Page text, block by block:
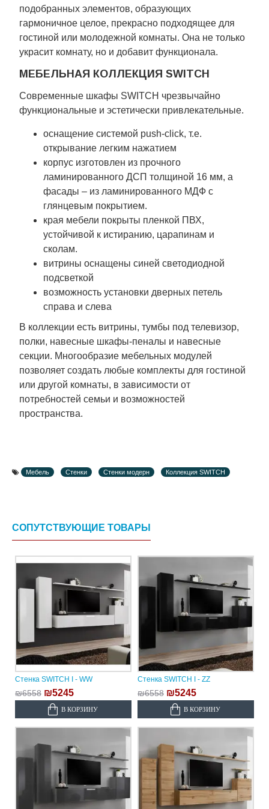
подобранных элементов, образующих
гармоничное целое, прекрасно подходящее для
гостиной или молодежной комнаты. Она не только
украсит комнату, но и добавит функционала.
МЕБЕЛЬНАЯ КОЛЛЕКЦИЯ SWITCH
Современные шкафы SWITCH чрезвычайно
функциональные и эстетически привлекательные.
оснащение системой push-click, т.е.
открывание легким нажатием
корпус изготовлен из прочного
ламинированного ДСП толщиной 16 мм, а
фасады – из ламинированного МДФ с
глянцевым покрытием.
края мебели покрыты пленкой ПВХ,
устойчивой к истиранию, царапинам и
сколам.
витрины оснащены синей светодиодной
подсветкой
возможность установки дверных петель
справа и слева
В коллекции есть витрины, тумбы под телевизор,
полки, навесные шкафы-пеналы и навесные
секции. Многообразие мебельных модулей
позволяет создать любые комплекты для гостиной
или другой комнаты, в зависимости от
потребностей семьи и возможностей
пространства.
Мебель Стенки Стенки модерн Коллекция SWITCH
СОПУТСТВУЮЩИЕ ТОВАРЫ
Стенка SWITCH I - WW
₪6558 ₪5245
В КОРЗИНУ
Стенка SWITCH I - ZZ
₪6558 ₪5245
В КОРЗИНУ